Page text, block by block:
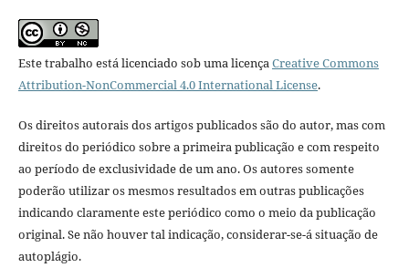
Este trabalho está licenciado sob uma licençaCreative Commons
Attribution-NonCommercial 4.0 International License.
Os direitos autorais dos artigos publicados são do autor, mas com
direitos do periódico sobre a primeira publicação e com respeito
ao período de exclusividade de um ano. Os autores somente
poderão utilizar os mesmos resultados em outras publicações
indicando claramente este periódico como o meio da publicação
original. Se não houver tal indicação, considerar-se-á situação de
autoplágio.